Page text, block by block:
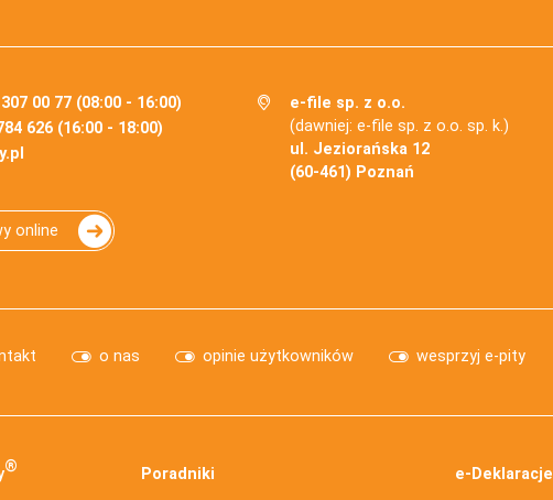
00 77 (08:00 - 16:00)
626 (16:00 - 18:00)
e-file sp. z o.o.
(dawniej: e-file sp. z o.o. sp. k.)
ul. Jeziorańska 12
(60-461) Poznań
online
o nas opinie użytkowników wesprzyj e-pity
® Poradniki e-Deklaracje